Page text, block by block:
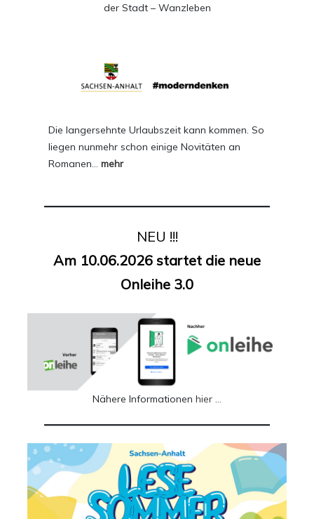
der Stadt – Wanzleben
Die langersehnte Urlaubszeit kann kommen. So
liegen nunmehr schon einige Novitäten an
Romanen
mehr
NEU !!!
Am 10.06.2026 startet die neue
Onleihe 3.0
Nähere Informationen hier …